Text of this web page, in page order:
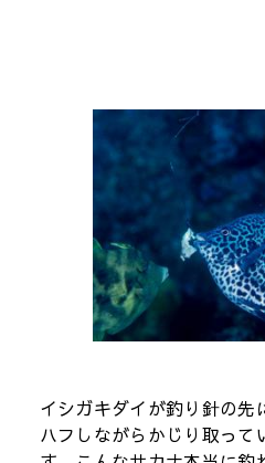
イシガキダイが釣り針の先
ハフしながらかじり取って